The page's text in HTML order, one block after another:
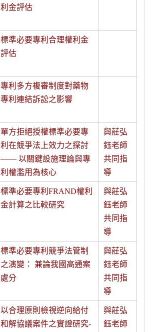
利金評估
標準必要專利合理權利金
評估
專利多方複審制度對藥物
專利連結訴訟之影響
單方拒絕授權標準必要專
利在競爭法上效力之探討
—— 以關鍵設施理論與專
利權濫用為核心
與莊弘
鈺老師
共同指
導
標準必要專利FRAND權利
金計算之比較研究
與莊弘
鈺老師
共同指
導
標準必要專利競爭法管制
之演變： 兼論我國高通案
處分
與莊弘
鈺老師
共同指
導
以合理原則檢視逆向給付
和解協議案件之實證研究-
與莊弘
鈺老師